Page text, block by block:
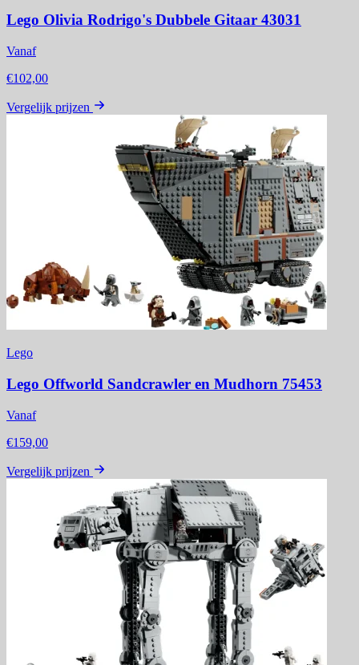
Lego Olivia Rodrigo's Dubbele Gitaar 43031
Vanaf
€102,00
Vergelijk prijzen
Lego
Lego Offworld Sandcrawler en Mudhorn 75453
Vanaf
€159,00
Vergelijk prijzen